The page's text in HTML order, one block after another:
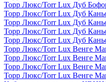
Торр Люкс/Torr Lux Дуб
Торр Люкс/Torr Lux Дуб
Торр Люкс/Torr Lux Дуб
Торр Люкс/Torr Lux Дуб
Торр Люкс/Torr Lux Дуб
Торр Люкс/Torr Lux Венге
Торр Люкс/Torr Lux Венге
Торр Люкс/Torr Lux Венге
Торр Люкс/Torr Lux Венге